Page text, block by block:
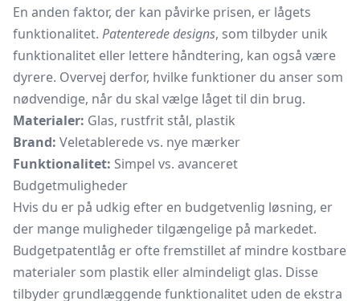
En anden faktor, der kan påvirke prisen, er lågets
funktionalitet. Patenterede designs, som tilbyder unik
funktionalitet eller lettere håndtering, kan også være
dyrere. Overvej derfor, hvilke funktioner du anser som
nødvendige, når du skal vælge låget til din brug.
Materialer: Glas, rustfrit stål, plastik
Brand: Veletablerede vs. nye mærker
Funktionalitet: Simpel vs. avanceret
Budgetmuligheder
Hvis du er på udkig efter en budgetvenlig løsning, er
der mange muligheder tilgængelige på markedet.
Budgetpatentlåg er ofte fremstillet af mindre kostbare
materialer som plastik eller almindeligt glas. Disse
tilbyder grundlæggende funktionalitet uden de ekstra